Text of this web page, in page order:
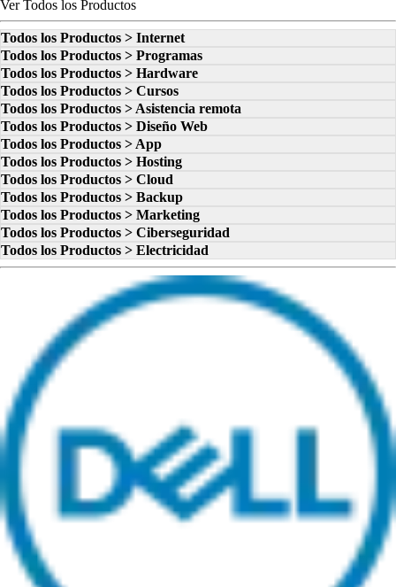
Ver Todos los Productos
Todos los Productos > Internet
Todos los Productos > Programas
Todos los Productos > Hardware
Todos los Productos > Cursos
Todos los Productos > Asistencia remota
Todos los Productos > Diseño Web
Todos los Productos > App
Todos los Productos > Hosting
Todos los Productos > Cloud
Todos los Productos > Backup
Todos los Productos > Marketing
Todos los Productos > Ciberseguridad
Todos los Productos > Electricidad